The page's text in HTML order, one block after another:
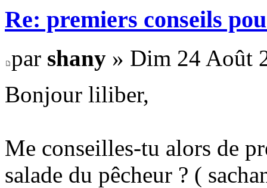
Re: premiers conseils
par shany » Dim 24 Août
Bonjour liliber,
Me conseilles-tu alors de
salade du pêcheur ? (